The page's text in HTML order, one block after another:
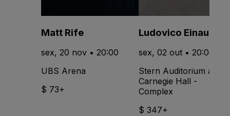
Matt Rife
sex, 20 nov • 20:00
UBS Arena
$ 73+
Ludovico Einaudi
sex, 02 out • 20:00
Stern Auditorium at
Carnegie Hall -
Complex
$ 347+